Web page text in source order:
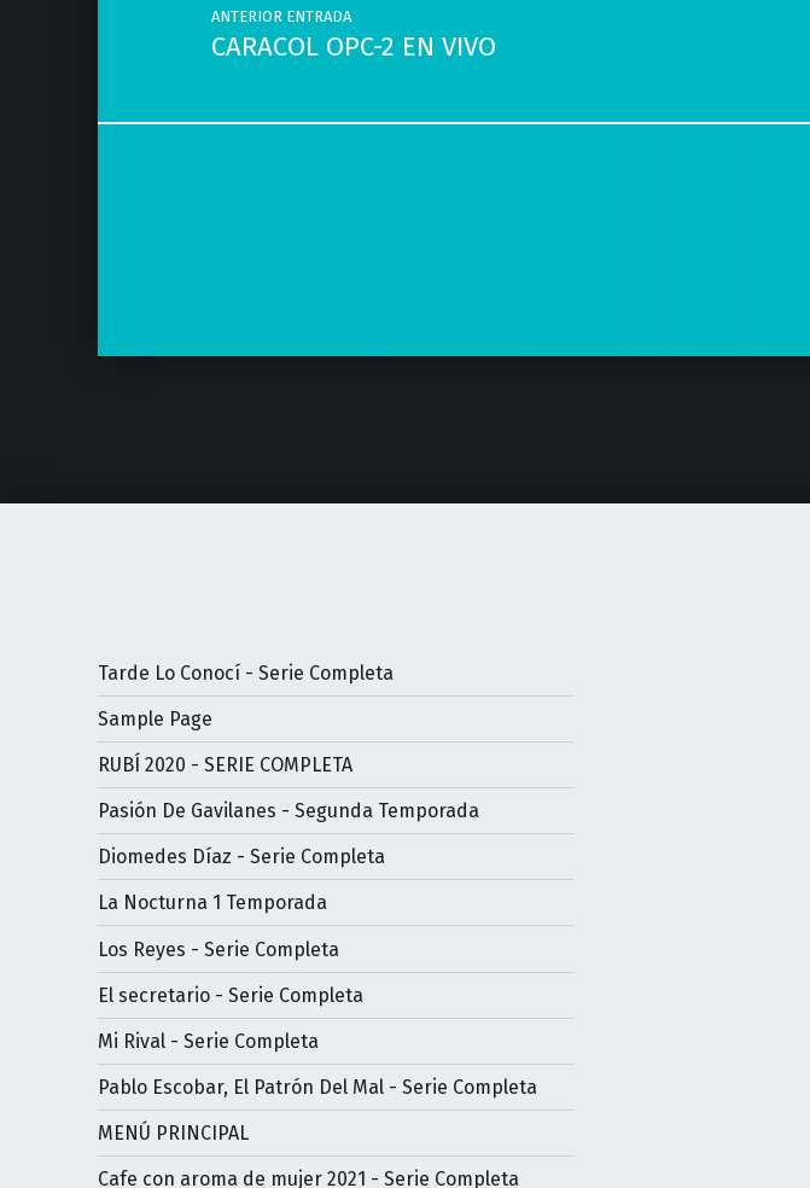
ANTERIOR ENTRADA
CARACOL OPC-2 EN VIVO
Tarde Lo Conocí - Serie Completa
Sample Page
RUBÍ 2020 - SERIE COMPLETA
Pasión De Gavilanes - Segunda Temporada
Diomedes Díaz - Serie Completa
La Nocturna 1 Temporada
Los Reyes - Serie Completa
El secretario - Serie Completa
Mi Rival - Serie Completa
Pablo Escobar, El Patrón Del Mal - Serie Completa
MENÚ PRINCIPAL
Cafe con aroma de mujer 2021 - Serie Completa